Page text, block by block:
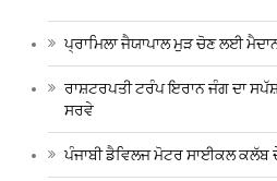
ਪ੍ਰਾਮਿਲਾ ਜੈਯਾਪਾਲ ਮੁੜ ਚੋਣ ਲਈ
ਰਾਸ਼ਟਰਪਤੀ ਟਰੰਪ ਇਰਾਨ ਜੰਗ ਦਾ
ਸਰਵੇ
ਪੰਜਾਬੀ ਡੈਵਿਲਜ ਮੋਟਰ ਸਾਈਕਲ ਕਲੱਬ